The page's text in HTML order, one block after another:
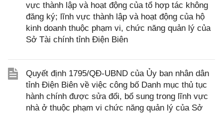
vực thành lập và hoạt động của tổ hợp tác không
đăng ký; lĩnh vực thành lập và hoạt động của hộ
kinh doanh thuộc phạm vi, chức năng quản lý của
Sở Tài chính tỉnh Điện Biên
Quyết định 1795/QĐ-UBND của Ủy ban nhân dân
tỉnh Điện Biên về việc công bố Danh mục thủ tục
hành chính được sửa đổi, bổ sung trong lĩnh vực
nhà ở thuộc phạm vi chức năng quản lý của Sở